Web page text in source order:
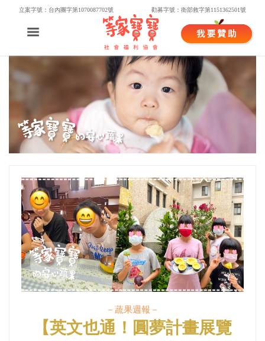
立案字號：台內團字第1070087702號 勸募字號：衛部救字第1151362501號
－蔬果週報－
【英文也通！圓夢計畫展覽